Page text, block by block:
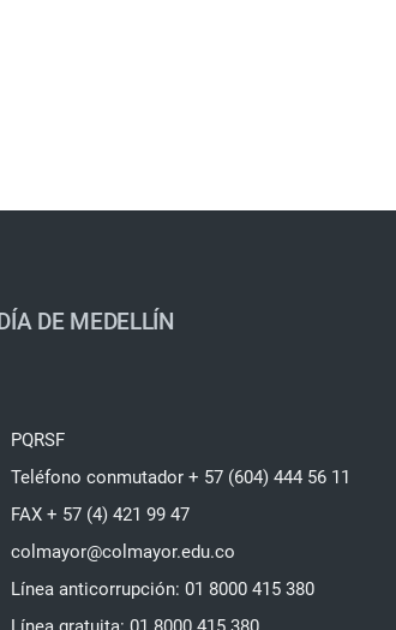
DE MEDELLÍN
PQRSF
Teléfono conmutador + 57 (604) 444 56 11
FAX + 57 (4) 421 99 47
colmayor@colmayor.edu.co
Línea anticorrupción: 01 8000 415 380